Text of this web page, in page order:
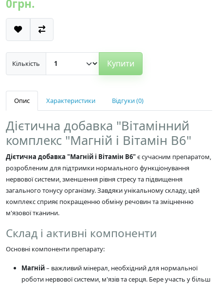
0грн.
Кількість Купити
Опис Характеристики Відгуки (0)
Дієтична добавка "Вітамінний
комплекс "Магній і Вітамін B6"
Дієтична добавка "Магній і Вітамін B6"є сучасним препаратом,
розробленим для підтримки нормального функціонування
нервової системи, зменшення рівня стресу та підвищення
загального тонусу організму. Завдяки унікальному складу, цей
комплекс сприяє покращенню обміну речовин та зміцненню
м'язової тканини.
Склад і активні компоненти
Основні компоненти препарату:
Магній– важливий мінерал, необхідний для нормальної
роботи нервової системи, м'язів та серця. Бере участь у більш